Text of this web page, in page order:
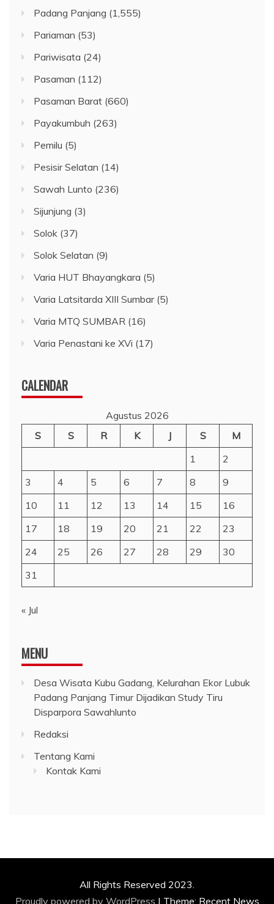
Padang Panjang (1,555)
Pariaman (53)
Pariwisata (24)
Pasaman (112)
Pasaman Barat (660)
Payakumbuh (263)
Pemilu (5)
Pesisir Selatan (14)
Sawah Lunto (236)
Sijunjung (3)
Solok (37)
Solok Selatan (9)
Varia HUT Bhayangkara (5)
Varia Latsitarda XIII Sumbar(5)
Varia MTQ SUMBAR (16)
Varia Penastani ke XVi (17)
CALENDAR
Agustus 2026
S
S R K J S
M
1
2
3
4 5 6 7 8
9
10
11 12 13 14 15
16
17
18 19 20 21 22
23
24
25 26 27 28 29
30
31
« Jul
MENU
Desa Wisata Kubu Gadang, Kelurahan Ekor Lubuk
Padang Panjang Timur Dijadikan Study Tiru
Disparpora Sawahlunto
Redaksi
Tentang Kami
Kontak Kami
All Rights Reserved 2023.
Proudly powered by WordPress | Theme: Recent News